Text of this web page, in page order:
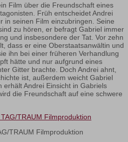
Film über die Freundschaft eines
Früh entscheidet Andrei
in seinen Film einzubringen. Seine
zu hören, er befragt Gabriel immer
und insbesondere der Tat. Vor zehn
dass er eine Oberstaatsanwältin und
ihn bei einer früheren Verhandlung
hätte und nur aufgrund eines
Gitter brachte. Doch Andrei ahnt,
ist, außerdem weicht Gabriel
erhält Andrei Einsicht in Gabriels
die Freundschaft auf eine schwere
TRAUM Filmproduktion